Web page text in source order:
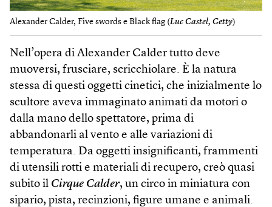
Alexander Calder, Five swords e Black flag (Luc Castel, Getty)
Nell’opera di Alexander Calder tutto deve
muoversi, frusciare, scricchiolare. È la natura
stessa di questi oggetti cinetici, che inizialmente lo
scultore aveva immaginato animati da motori o
dalla mano dello spettatore, prima di
abbandonarli al vento e alle variazioni di
temperatura. Da oggetti insignificanti, frammenti
di utensili rotti e materiali di recupero, creò quasi
subito il Cirque Calder, un circo in miniatura con
sipario, pista, recinzioni, figure umane e animali.